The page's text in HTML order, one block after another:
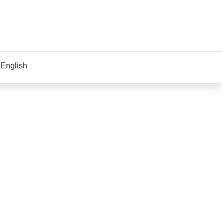
sida)
English